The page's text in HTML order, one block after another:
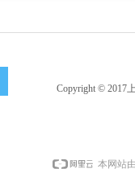
Copyright © 2017
本网站